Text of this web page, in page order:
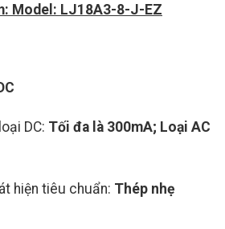
Model: LJ18A3-8-J-EZ
DC: Tối đa là 300mA; Loại AC
hiện tiêu chuẩn: Thép nhẹ